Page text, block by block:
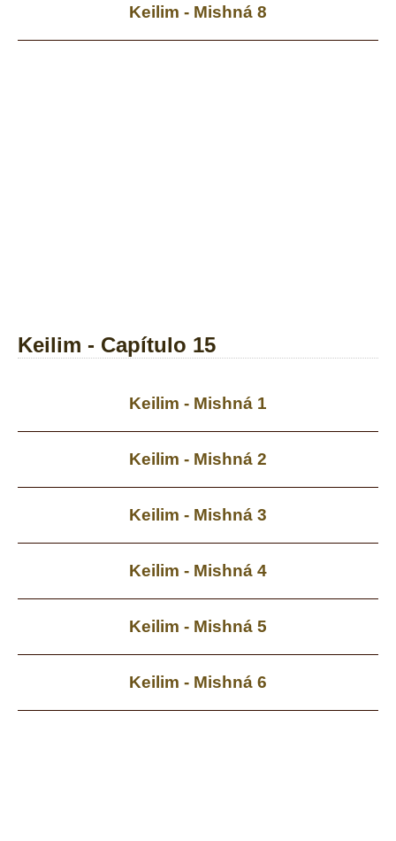
Keilim - Mishná 8
Keilim - Capítulo 15
Keilim - Mishná 1
Keilim - Mishná 2
Keilim - Mishná 3
Keilim - Mishná 4
Keilim - Mishná 5
Keilim - Mishná 6